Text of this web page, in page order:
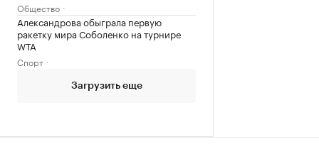
Общество
Александрова обыграла первую
ракетку мира Соболенко на турнире
WTA
Спорт
Загрузить еще